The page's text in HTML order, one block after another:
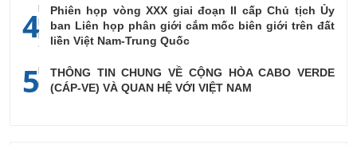
4
Phiên họp vòng XXX giai đoạn II cấp Chủ tịch Ủy
ban Liên họp phân giới cắm mốc biên giới trên đất
liền Việt Nam-Trung Quốc
5
THÔNG TIN CHUNG VỀ CỘNG HÒA CABO VERDE
(CÁP-VE) VÀ QUAN HỆ VỚI VIỆT NAM